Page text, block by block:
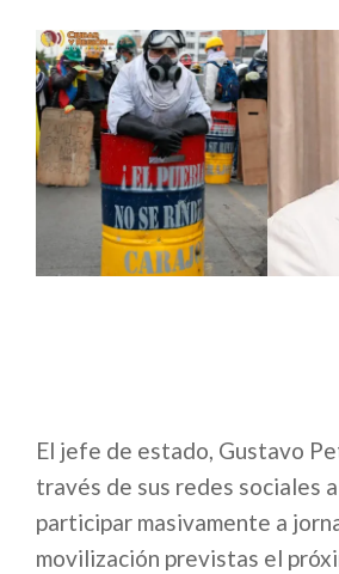
El jefe de estado, Gustavo
través de sus redes sociales
participar masivamente a
movilización previstas el